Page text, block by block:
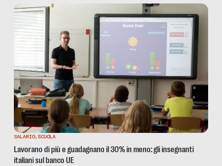
SALARIO, SCUOLA
Lavorano di più e guadagnano il 30% in meno: gli insegnanti
italiani sul banco UE